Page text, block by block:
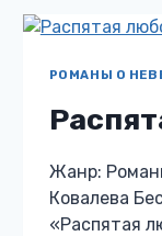
РОМАНЫ О
Жанр:
Ковалева
«Распятая